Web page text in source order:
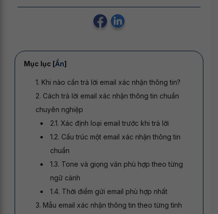
Mục lục [Ẩn]
1. Khi nào cần trả lời email xác nhận thông tin?
2. Cách trả lời email xác nhận thông tin chuẩn
chuyên nghiệp
2.1. Xác định loại email trước khi trả lời
1.2. Cấu trúc một email xác nhận thông tin
chuẩn
1.3. Tone và giọng văn phù hợp theo từng
ngữ cảnh
1.4. Thời điểm gửi email phù hợp nhất
3. Mẫu email xác nhận thông tin theo từng tình